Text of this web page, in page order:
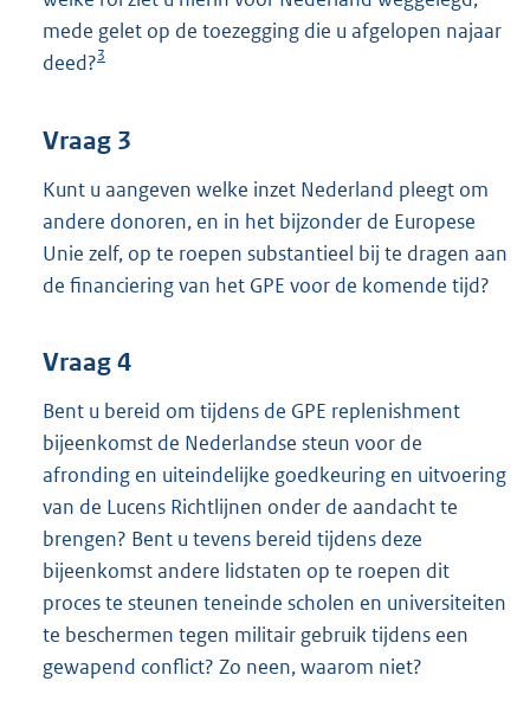
mede gelet op de toezegging die u afgelopen najaar
deed?3
Vraag 3
Kunt u aangeven welke inzet Nederland pleegt om
andere donoren, en in het bijzonder de Europese
Unie zelf, op te roepen substantieel bij te dragen aan
de financiering van het GPE voor de komende tijd?
Vraag 4
Bent u bereid om tijdens de GPE replenishment
bijeenkomst de Nederlandse steun voor de
afronding en uiteindelijke goedkeuring en uitvoering
van de Lucens Richtlijnen onder de aandacht te
brengen? Bent u tevens bereid tijdens deze
bijeenkomst andere lidstaten op te roepen dit
proces te steunen teneinde scholen en universiteiten
te beschermen tegen militair gebruik tijdens een
gewapend conflict? Zo neen, waarom niet?